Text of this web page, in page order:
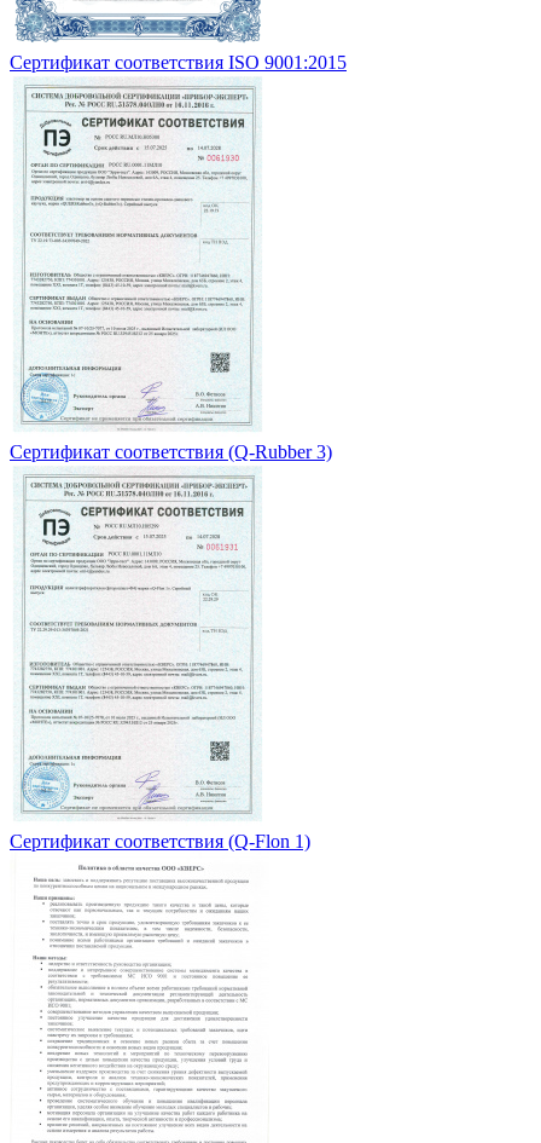
Сертификат соответствия ISO 9001:2015
Сертификат соответствия (Q-Rubber 3)
Сертификат соответствия (Q-Flon 1)